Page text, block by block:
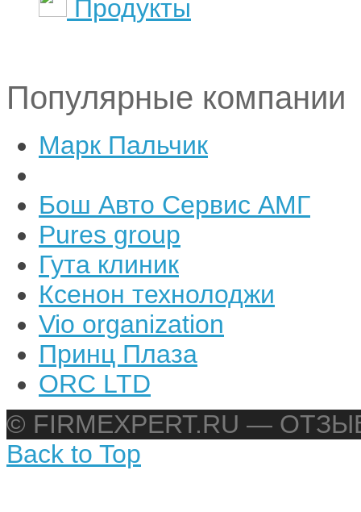
Продукты
Популярные компании
Марк Пальчик
Бош Авто Сервис АМГ
Pures group
Гута клиник
Ксенон технолоджи
Vio organization
Принц Плаза
ORC LTD
© FIRMEXPERT.RU —
Back to Top